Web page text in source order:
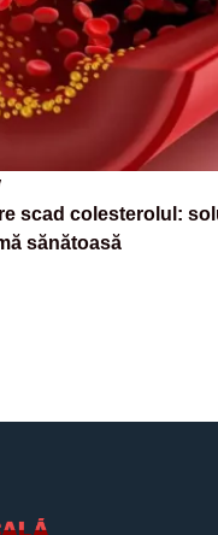
scad colesterolul:
sănătoasă